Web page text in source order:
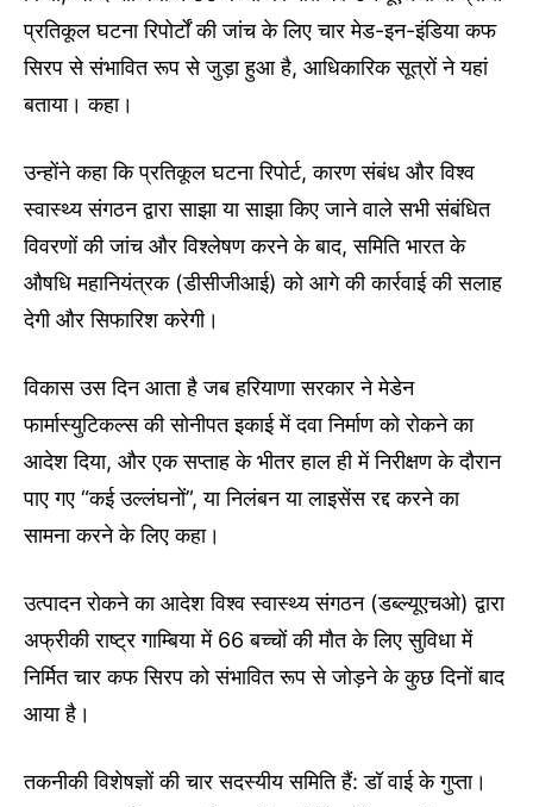
प्रतिकूल घटना रिपोर्टों की जांच के लिए चार मेड-इन-इंडिया कफ
सिरप से संभावित रूप से जुड़ा हुआ है, आधिकारिक सूत्रों ने यहां
बताया। कहा।
उन्होंने कहा कि प्रतिकूल घटना रिपोर्ट, कारण संबंध और विश्व
स्वास्थ्य संगठन द्वारा साझा या साझा किए जाने वाले सभी संबंधित
विवरणों की जांच और विश्लेषण करने के बाद, समिति भारत के
औषधि महानियंत्रक (डीसीजीआई) को आगे की कार्रवाई की सलाह
देगी और सिफारिश करेगी।
विकास उस दिन आता है जब हरियाणा सरकार ने मेडेन
फार्मास्युटिकल्स की सोनीपत इकाई में दवा निर्माण को रोकने का
आदेश दिया, और एक सप्ताह के भीतर हाल ही में निरीक्षण के दौरान
पाए गए “कई उल्लंघनों”, या निलंबन या लाइसेंस रद्द करने का
सामना करने के लिए कहा।
उत्पादन रोकने का आदेश विश्व स्वास्थ्य संगठन (डब्ल्यूएचओ) द्वारा
अफ्रीकी राष्ट्र गाम्बिया में 66 बच्चों की मौत के लिए सुविधा में
निर्मित चार कफ सिरप को संभावित रूप से जोड़ने के कुछ दिनों बाद
आया है।
तकनीकी विशेषज्ञों की चार सदस्यीय समिति हैं: डॉ वाई के गुप्ता।